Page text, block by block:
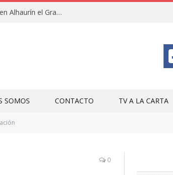
Campamentos de educación y deportes de julio en Alhaurín el Grande y Villa del Guadalhorce
SOMOS CONTACTO TV A LA CARTA
0